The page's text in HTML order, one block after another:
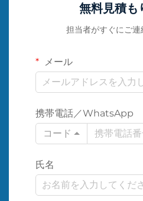
無料見積も
担当者がすぐにご連
メール
携帯電話／WhatsApp
コード
氏名